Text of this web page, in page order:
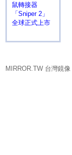
鼠轉接器
「Sniper 2」
全球正式上市
MIRROR.TW 台灣鏡像